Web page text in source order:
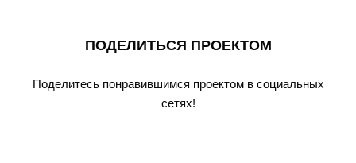
ПОДЕЛИТЬСЯ ПРОЕКТОМ
Поделитесь понравившимся проектом в социальных
сетях!